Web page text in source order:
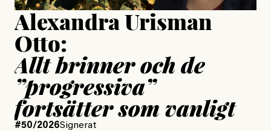
Alexandra Urisman
Otto:
Allt brinner och de
”progressiva”
fortsätter som vanligt
#50/2026Signerat